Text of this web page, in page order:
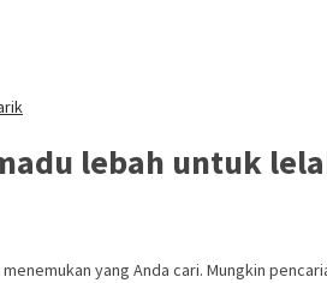
lebah untuk
yang Anda cari. Mungkin